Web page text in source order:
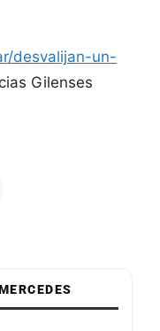
desvalijan-un-
Gilenses